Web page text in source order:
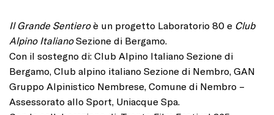
Il Grande Sentieroè un progetto Laboratorio 80 e Club
Alpino ItalianoSezione di Bergamo.
Con il sostegno di: Club Alpino Italiano Sezione di
Bergamo, Club alpino italiano Sezione di Nembro, GAN
Gruppo Alpinistico Nembrese, Comune di Nembro –
Assessorato allo Sport, Uniacque Spa.